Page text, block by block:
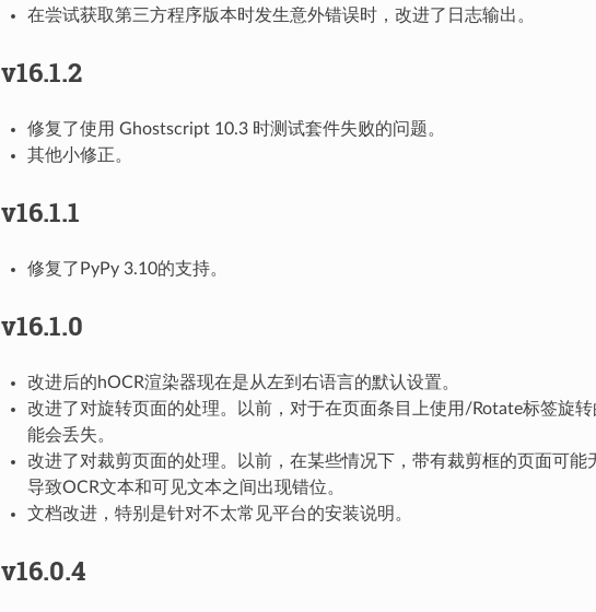
在尝试获取第三方程序版本时发生意外错误时，改进了日志输出。
v16.1.2
修复了使用 Ghostscript 10.3 时测试套件失败的问题。
其他小修正。
v16.1.1
修复了PyPy 3.10的支持。
v16.1.0
改进后的hOCR渲染器现在是从左到右语言的默认设置。
改进了对旋转页面的处理。以前，对于在页面条目上使用/Rotate标签旋转
能会丢失。
改进了对裁剪页面的处理。以前，在某些情况下，带有裁剪框的页面可能
导致OCR文本和可见文本之间出现错位。
文档改进，特别是针对不太常见平台的安装说明。
v16.0.4